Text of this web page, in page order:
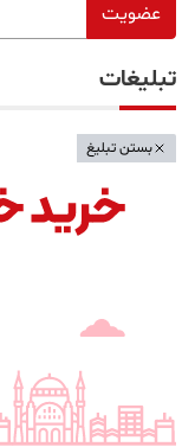
عضویت
تبلیغات
بستن تبلیغ